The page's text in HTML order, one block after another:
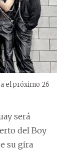
el próximo 26
será
del Boy
su gira